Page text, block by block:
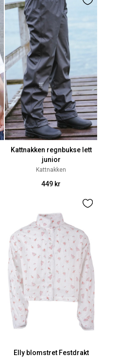
Kattnakken regnbukse lett
junior
Kattnakken
449 kr
Elly blomstret Festdrakt